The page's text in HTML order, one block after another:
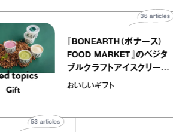
『BONEARTH（ボナース
FOOD MARKET』のベ
ブルクラフトアイスクリ
｜真野知子の「おいし
おいしいギフト
36
articles